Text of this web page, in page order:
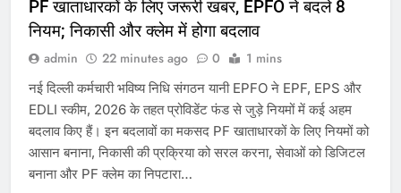
PF खाताधारकों के लिए जरूरी खबर, EPFO ने बदले 8
नियम; निकासी और क्लेम में होगा बदलाव
admin 22 minutes ago 0 1 mins
नई दिल्ली कर्मचारी भविष्य निधि संगठन यानी EPFO ने EPF, EPS और
EDLI स्कीम, 2026 के तहत प्रोविडेंट फंड से जुड़े नियमों में कई अहम
बदलाव किए हैं। इन बदलावों का मकसद PF खाताधारकों के लिए नियमों को
आसान बनाना, निकासी की प्रक्रिया को सरल करना, सेवाओं को डिजिटल
बनाना और PF क्लेम का निपटारा…